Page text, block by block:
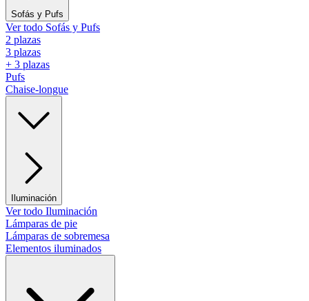
Sofás y Pufs
Ver todo Sofás y Pufs
2 plazas
3 plazas
+ 3 plazas
Pufs
Chaise-longue
Iluminación
Ver todo Iluminación
Lámparas de pie
Lámparas de sobremesa
Elementos iluminados